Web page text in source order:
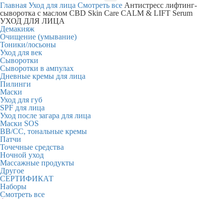
Главная Уход для лица Смотреть все Антистресс лифтинг-
сыворотка с маслом CBD Skin Care CALM & LIFT Serum
УХОД ДЛЯ ЛИЦА
Демакияж
Очищение (умывание)
Тоники/лосьоны
Уход для век
Сыворотки
Сыворотки в ампулах
Дневные кремы для лица
Пилинги
Маски
Уход для губ
SPF для лица
Уход после загара для лица
Маски SOS
BB/CC, тональные кремы
Патчи
Точечные средства
Ночной уход
Массажные продукты
Другое
СЕРТИФИКАТ
Наборы
Смотреть все